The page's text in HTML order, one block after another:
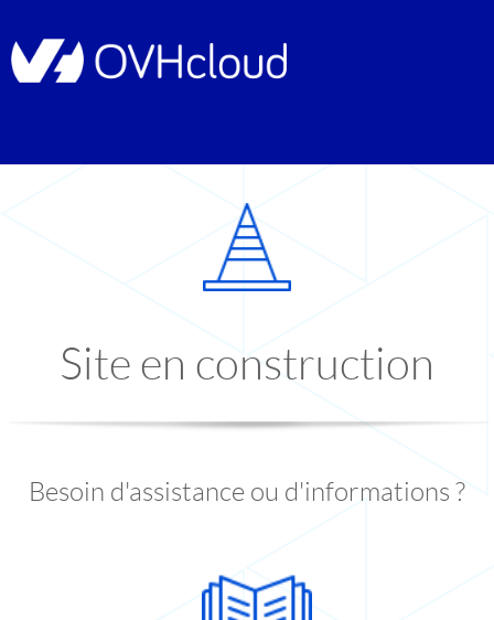
Site en construction
Besoin d'assistance ou d'informations ?